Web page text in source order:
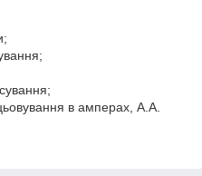
в амперах, А.А.